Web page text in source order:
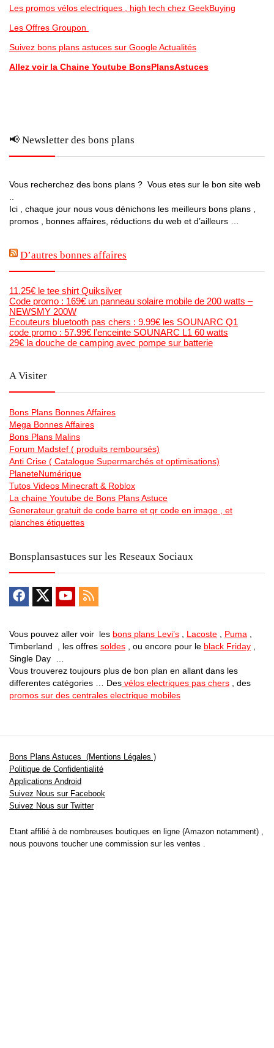
Les promos vélos electriques , high tech chez GeekBuying
Les Offres Groupon
Suivez bons plans astuces sur Google Actualités
Allez voir la Chaine Youtube BonsPlansAstuces
📢 Newsletter des bons plans
Vous recherchez des bons plans ? Vous etes sur le bon site web
Ici , chaque jour nous vous dénichons les meilleurs bons plans ,
promos , bonnes affaires, réductions du web et d’ailleurs …
D’autres bonnes affaires
11.25€ le tee shirt Quiksilver
Code promo : 169€ un panneau solaire mobile de 200 watts –
NEWSMY 200W
Ecouteurs bluetooth pas chers : 9.99€ les SOUNARC Q1
code promo : 57.99€ l’enceinte SOUNARC L1 60 watts
29€ la douche de camping avec pompe sur batterie
A Visiter
Bons Plans Bonnes Affaires
Mega Bonnes Affaires
Bons Plans Malins
Forum Madstef ( produits remboursés)
Anti Crise ( Catalogue Supermarchés et optimisations)
PlaneteNumérique
Tutos Videos Minecraft & Roblox
La chaine Youtube de Bons Plans Astuce
Generateur gratuit de code barre et qr code en image , et
planches étiquettes
Bonsplansastuces sur les Reseaux Sociaux
Vous pouvez aller voir les bons plans Levi’s Lacoste Puma
Timberland , les offres soldes , ou encore pour le black Friday
Single Day …
Vous trouverez toujours plus de bon plan en allant dans les
differentes catégories … Des vélos electriques pas chers , des
promos sur des centrales electrique mobiles
Bons Plans Astuces (Mentions Légales )
Politique de Confidentialité
Applications Android
Suivez Nous sur Facebook
Suivez Nous sur Twitter
Etant affilié à de nombreuses boutiques en ligne (Amazon notamment) ,
nous pouvons toucher une commission sur les ventes .